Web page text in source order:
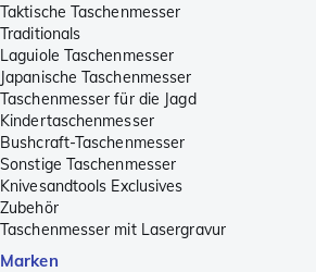
Taktische Taschenmesser
Traditionals
Laguiole Taschenmesser
Japanische Taschenmesser
Taschenmesser für die Jagd
Kindertaschenmesser
Bushcraft-Taschenmesser
Sonstige Taschenmesser
Knivesandtools Exclusives
Zubehör
Taschenmesser mit Lasergravur
Marken